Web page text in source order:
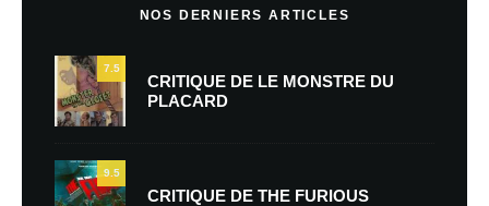
NOS DERNIERS ARTICLES
7.5
CRITIQUE DE LE MONSTRE DU
PLACARD
9.5
CRITIQUE DE THE FURIOUS